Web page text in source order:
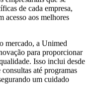
de cada empresa,
acesso aos melhores
mercado, a Unimed
para proporcionar
Isso inclui desde
até programas
um cuidado